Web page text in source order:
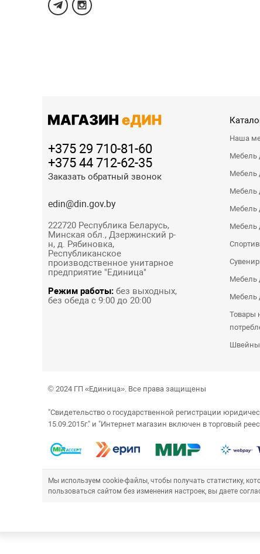
+375 29 710-81-60
+375 44 712-62-35
Заказать обратный звонок
edin@din.gov.by
222720 Республика Беларусь,
Минская обл., Дзержинский р-
н, д. Рябиновка,
Республиканское
производственное унитарное
предприятие "Единица"
Режим работы:без выходных,
без обеда с 9:00 до 20:00
Наша
Мебель
Мебель
Мебель
Мебель
Мебель
Мебель
Мебель
Товары
© 2024 ГП «Единица». Все права защищены
"Свидетельство о государственной регистрации
15.09.2015г." и "Интернет магазин включен в торговый
Мы используем cookie-файлы, чтобы получать статистику,
пользоваться сайтом без изменения настроек, вы даете